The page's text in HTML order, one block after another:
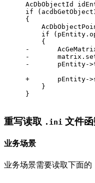
AcDbObjectId
if
{
if
    {
-
-
-       pEntity-
+       pEntity-
    }
}
重写读取 .ini 文件
业务场景
业务场景需要读取下面的